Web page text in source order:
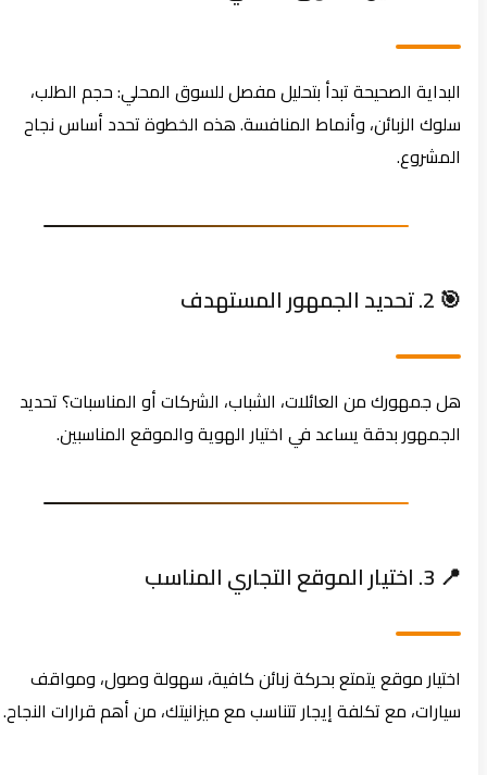
البداية الصحيحة تبدأ بتحليل مفصل للسوق المحلي: حجم الطلب،
سلوك الزبائن، وأنماط المنافسة. هذه الخطوة تحدد أساس نجاح
المشروع.
هل جمهورك من العائلات، الشباب، الشركات أو المناسبات؟ تحديد
الجمهور بدقة يساعد في اختيار الهوية والموقع المناسبين.
اختيار موقع يتمتع بحركة زبائن كافية، سهولة وصول، ومواقف
سيارات، مع تكلفة إيجار تتناسب مع ميزانيتك، من أهم قرارات النجاح.